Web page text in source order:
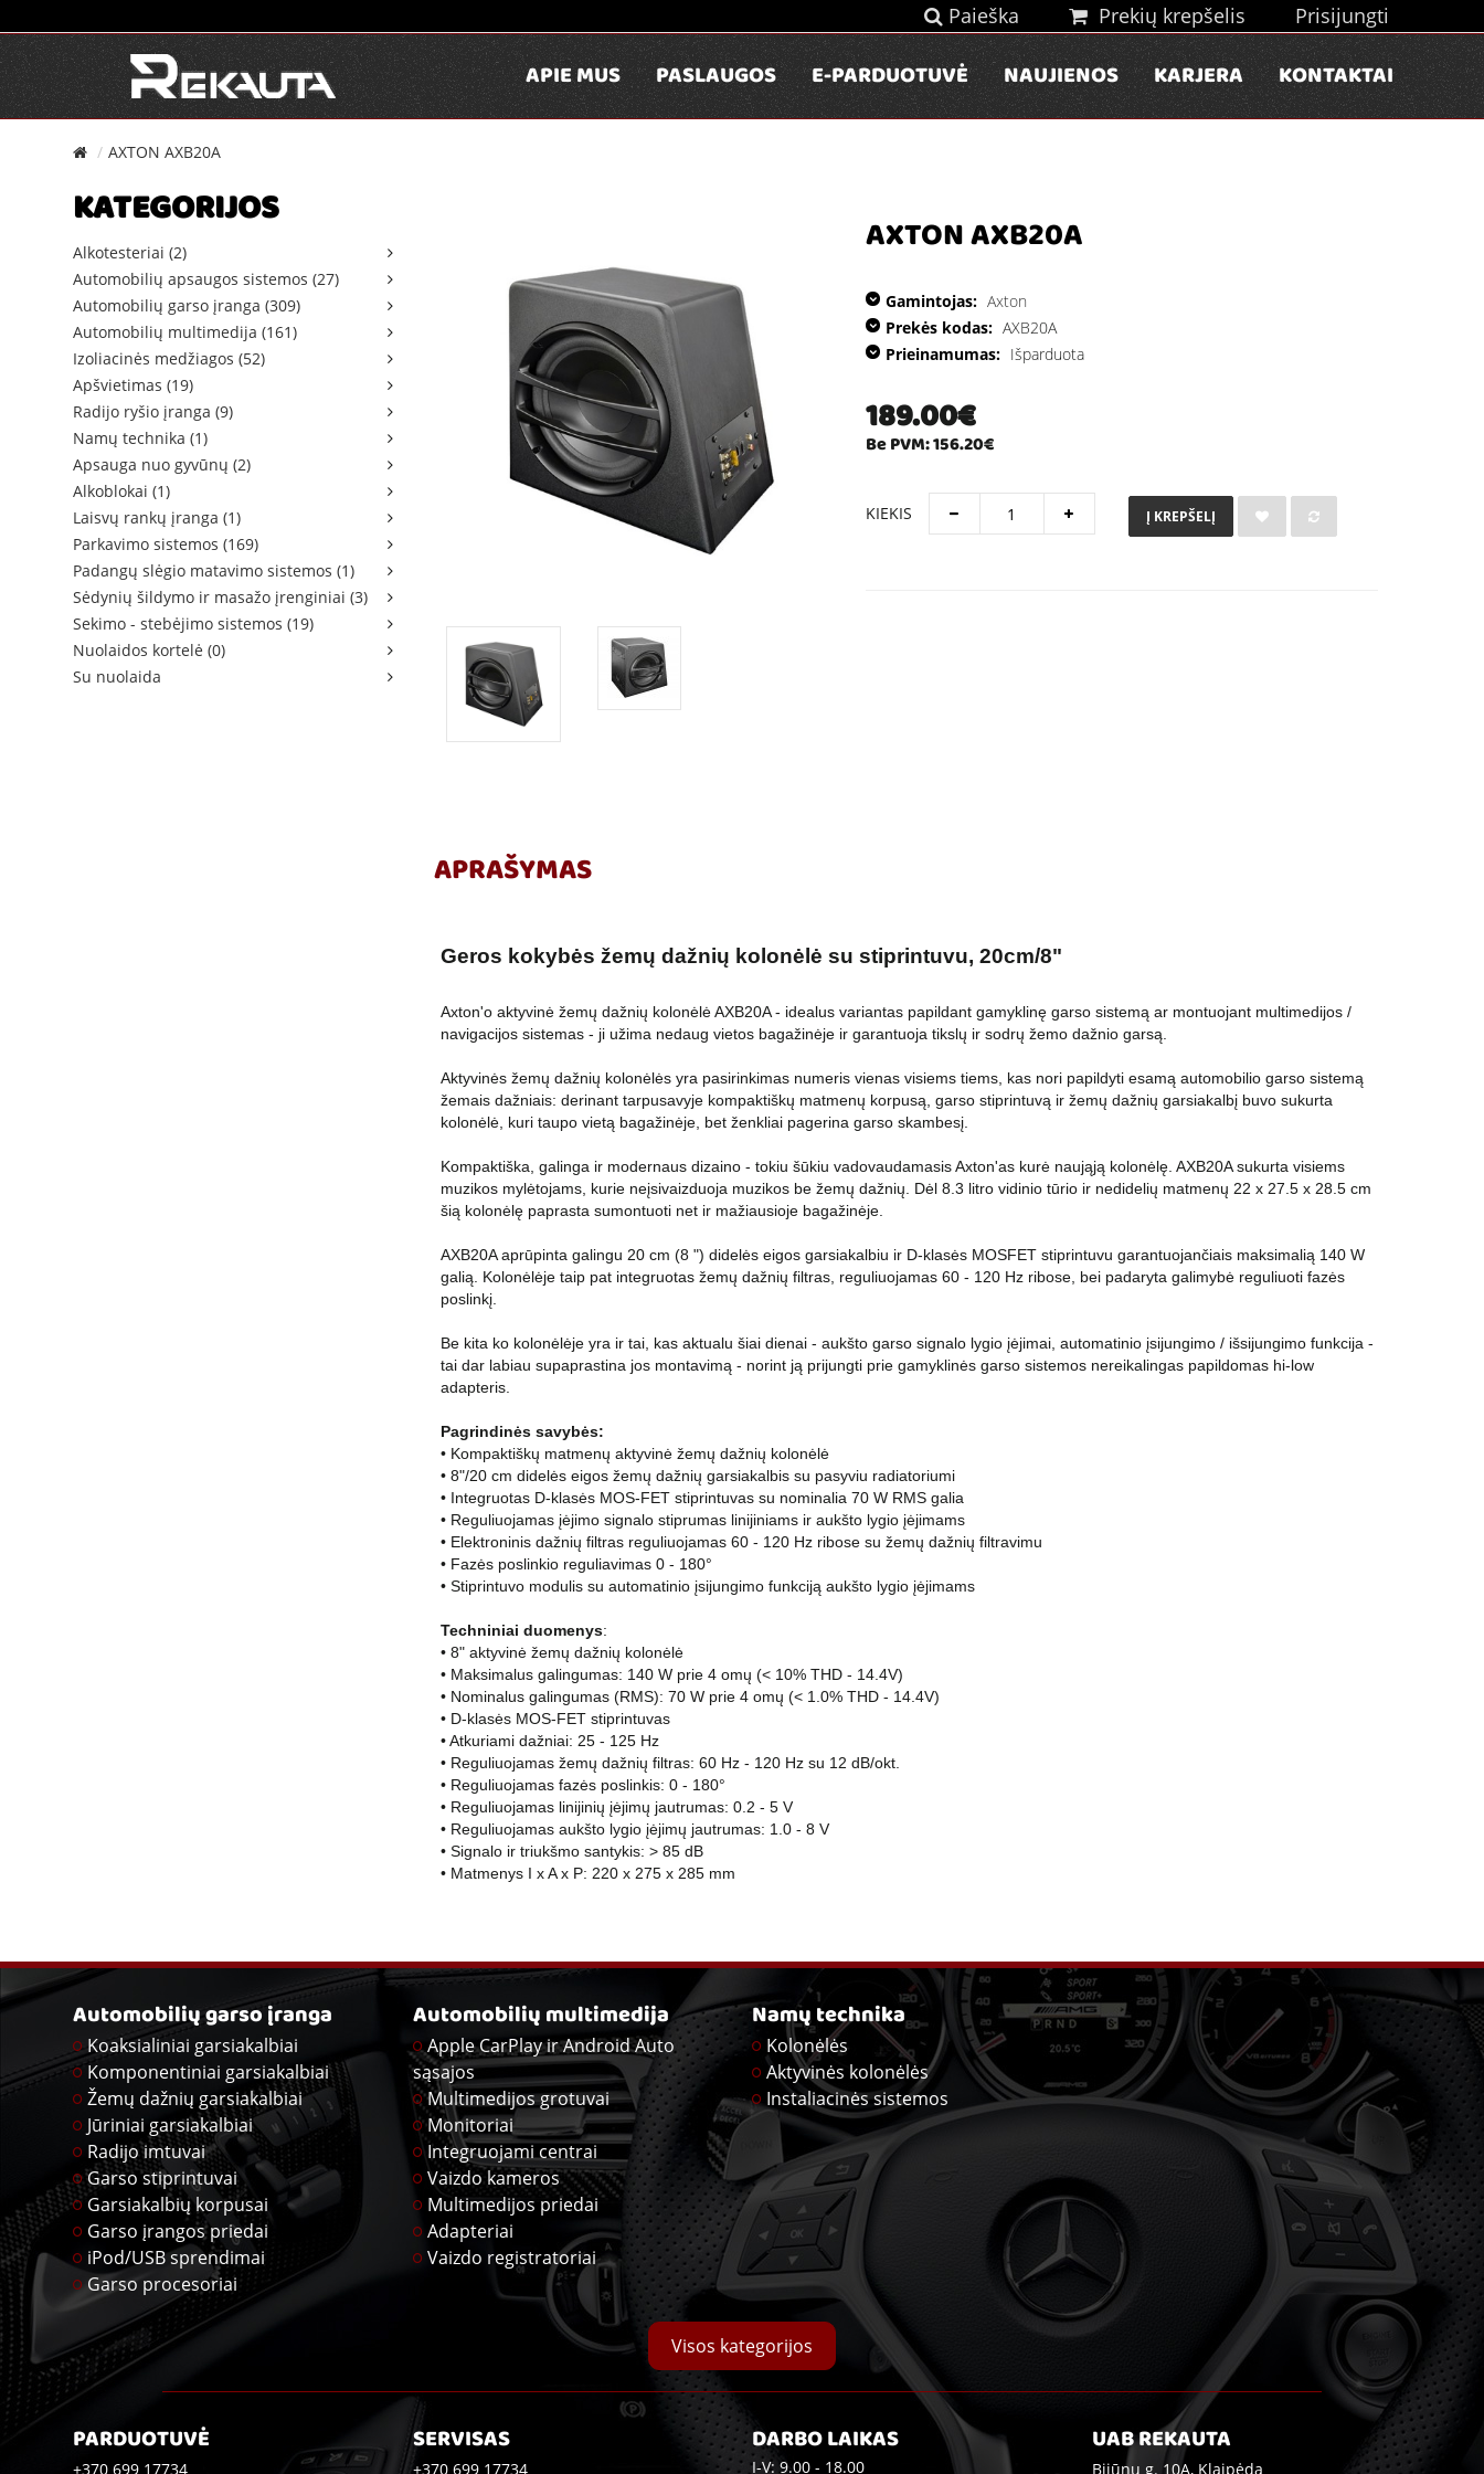
Paieška Prekių krepšelis Prisijungti
APIE MUS PASLAUGOS E-PARDUOTUVĖ NAUJIENOS KARJERA KONTAKTAI
AXTON AXB20A
KATEGORIJOS
Alkotesteriai (2)
Automobilių apsaugos sistemos (27)
Automobilių garso įranga (309)
Automobilių multimedija (161)
Izoliacinės medžiagos (52)
Apšvietimas (19)
Radijo ryšio įranga (9)
Namų technika (1)
Apsauga nuo gyvūnų (2)
Alkoblokai (1)
Laisvų rankų įranga (1)
Parkavimo sistemos (169)
Padangų slėgio matavimo sistemos (1)
Sėdynių šildymo ir masažo įrenginiai (3)
Sekimo - stebėjimo sistemos (19)
Nuolaidos kortelė (0)
Su nuolaida
AXTON AXB20A
Gamintojas: Axton
Prekės kodas: AXB20A
Prieinamumas: Išparduota
189.00€
Be PVM: 156.20€
KIEKIS Į KREPŠELĮ
APRAŠYMAS
Geros kokybės žemų dažnių kolonėlė su stiprintuvu, 20cm/8"
Axton'o aktyvinė žemų dažnių kolonėlė AXB20A - idealus variantas papildant gamyklinę garso sistemą ar montuojant multimedijos /
navigacijos sistemas - ji užima nedaug vietos bagažinėje ir garantuoja tikslų ir sodrų žemo dažnio garsą.
Aktyvinės žemų dažnių kolonėlės yra pasirinkimas numeris vienas visiems tiems, kas nori papildyti esamą automobilio garso sistemą
žemais dažniais: derinant tarpusavyje kompaktiškų matmenų korpusą, garso stiprintuvą ir žemų dažnių garsiakalbį buvo sukurta
kolonėlė, kuri taupo vietą bagažinėje, bet ženkliai pagerina garso skambesį.
Kompaktiška, galinga ir modernaus dizaino - tokiu šūkiu vadovaudamasis Axton'as kurė naująją kolonėlę. AXB20A sukurta visiems
muzikos mylėtojams, kurie neįsivaizduoja muzikos be žemų dažnių. Dėl 8.3 litro vidinio tūrio ir nedidelių matmenų 22 x 27.5 x 28.5 cm
šią kolonėlę paprasta sumontuoti net ir mažiausioje bagažinėje.
AXB20A aprūpinta galingu 20 cm (8 ") didelės eigos garsiakalbiu ir D-klasės MOSFET stiprintuvu garantuojančiais maksimalią 140 W
galią. Kolonėlėje taip pat integruotas žemų dažnių filtras, reguliuojamas 60 - 120 Hz ribose, bei padaryta galimybė reguliuoti fazės
poslinkį.
Be kita ko kolonėlėje yra ir tai, kas aktualu šiai dienai - aukšto garso signalo lygio įėjimai, automatinio įsijungimo / išsijungimo funkcija -
tai dar labiau supaprastina jos montavimą - norint ją prijungti prie gamyklinės garso sistemos nereikalingas papildomas hi-low
adapteris.
Pagrindinės savybės:
• Kompaktiškų matmenų aktyvinė žemų dažnių kolonėlė
• 8"/20 cm didelės eigos žemų dažnių garsiakalbis su pasyviu radiatoriumi
• Integruotas D-klasės MOS-FET stiprintuvas su nominalia 70 W RMS galia
• Reguliuojamas įėjimo signalo stiprumas linijiniams ir aukšto lygio įėjimams
• Elektroninis dažnių filtras reguliuojamas 60 - 120 Hz ribose su žemų dažnių filtravimu
• Fazės poslinkio reguliavimas 0 - 180°
• Stiprintuvo modulis su automatinio įsijungimo funkciją aukšto lygio įėjimams
Techniniai duomenys:
• 8" aktyvinė žemų dažnių kolonėlė
• Maksimalus galingumas: 140 W prie 4 omų (< 10% THD - 14.4V)
• Nominalus galingumas (RMS): 70 W prie 4 omų (< 1.0% THD - 14.4V)
• D-klasės MOS-FET stiprintuvas
• Atkuriami dažniai: 25 - 125 Hz
• Reguliuojamas žemų dažnių filtras: 60 Hz - 120 Hz su 12 dB/okt.
• Reguliuojamas fazės poslinkis: 0 - 180°
• Reguliuojamas linijinių įėjimų jautrumas: 0.2 - 5 V
• Reguliuojamas aukšto lygio įėjimų jautrumas: 1.0 - 8 V
• Signalo ir triukšmo santykis: > 85 dB
• Matmenys I x A x P: 220 x 275 x 285 mm
Automobilių garso įranga
Koaksialiniai garsiakalbiai
Komponentiniai garsiakalbiai
Žemų dažnių garsiakalbiai
Jūriniai garsiakalbiai
Radijo imtuvai
Garso stiprintuvai
Garsiakalbių korpusai
Garso įrangos priedai
iPod/USB sprendimai
Garso procesoriai
Automobilių multimedija
Apple CarPlay ir Android Auto
sąsajos
Multimedijos grotuvai
Monitoriai
Integruojami centrai
Vaizdo kameros
Multimedijos priedai
Adapteriai
Vaizdo registratoriai
Namų technika
Kolonėlės
Aktyvinės kolonėlės
Instaliacinės sistemos
Visos kategorijos
PARDUOTUVĖ
+370 699 17734
SERVISAS
+370 699 17734
DARBO LAIKAS
I-V: 9.00 - 18.00
UAB REKAUTA
Bijūnų g. 10A, Klaipėda